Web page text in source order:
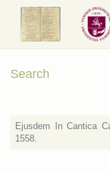
Search
Ejusdem In Cantica
1558.